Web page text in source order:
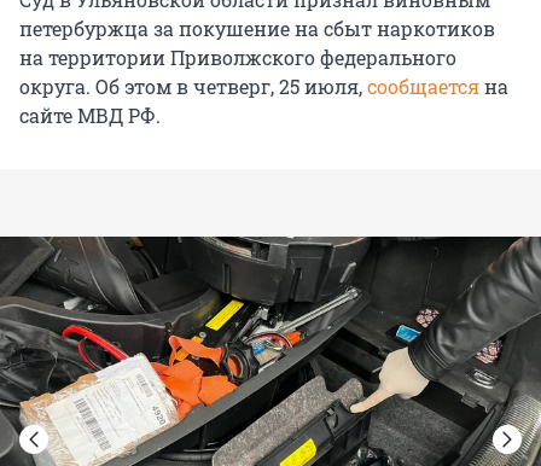
петербуржца за покушение на сбыт наркотиков
на территории Приволжского федерального
округа. Об этом в четверг, 25 июля,сообщаетсяна
сайте МВД РФ.